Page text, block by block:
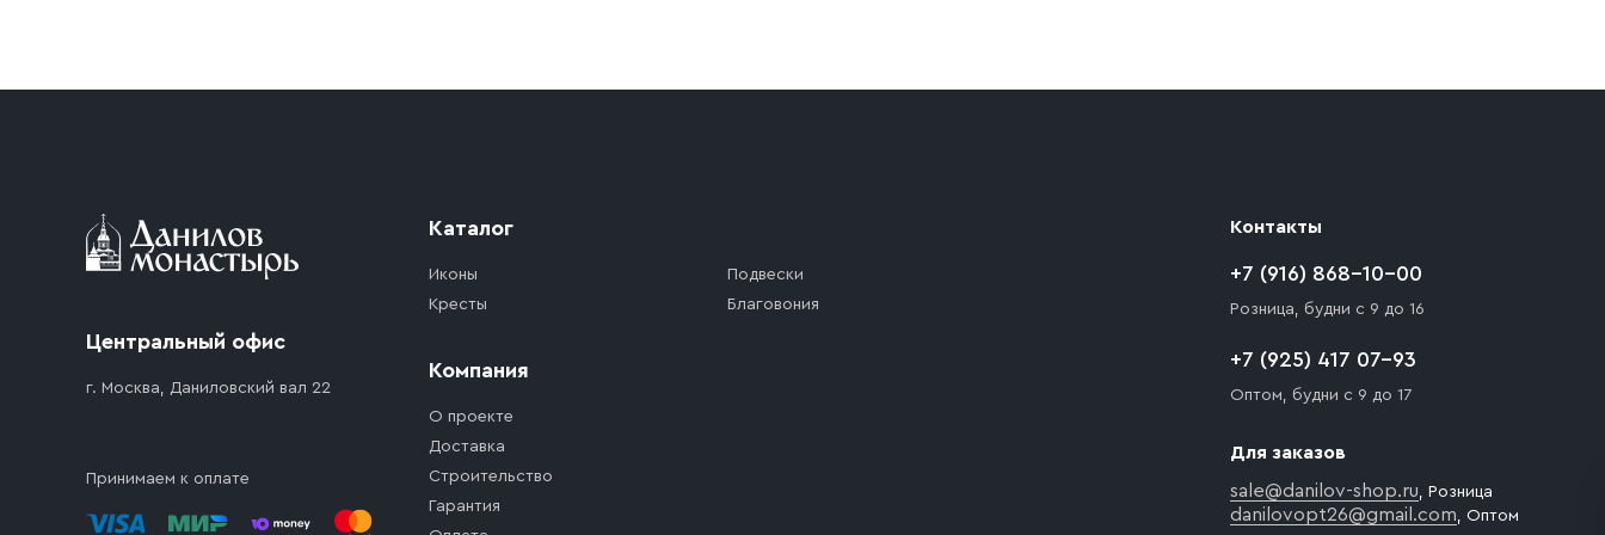
доставка осуществляется до ближайшего места, которое максимально близко к месту запланированной разгрузки товара и не нарушает правила
Центральный офис
г. Москва, Даниловский вал 22
Принимаем к оплате
Каталог
Иконы
Кресты
Подвески
Благовония
Компания
О проекте
Доставка
Строительство
Гарантия
Контакты
+7 (916) 868-10-00
Розница, будни с 9 до 16
+7 (925) 417 07-93
Оптом, будни с 9 до 17
Для заказов
sale@danilov-shop.ru, Розница
danilovopt26@gmail.com, Оптом